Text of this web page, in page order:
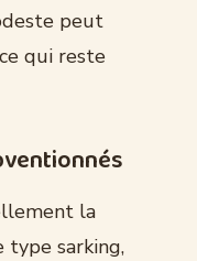
peut
qui reste
la
type sarking,